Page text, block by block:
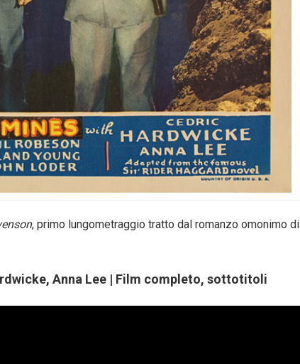
, primo lungometraggio tratto dal romanzo omonimo di
Anna Lee | Film completo, sottotitoli